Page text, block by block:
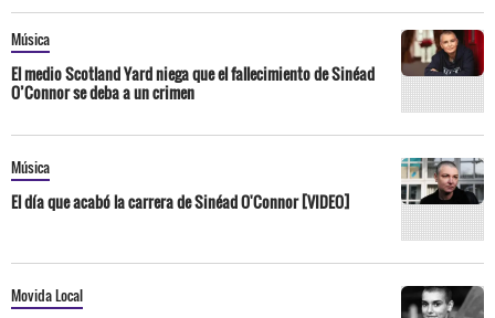
Música
El medio Scotland Yard niega que el fallecimiento de Sinéad
O’Connor se deba a un crimen
Música
El día que acabó la carrera de Sinéad O'Connor [VIDEO]
Movida Local